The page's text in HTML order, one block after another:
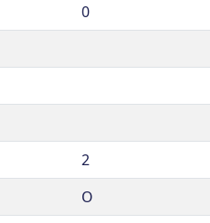
0
2
O